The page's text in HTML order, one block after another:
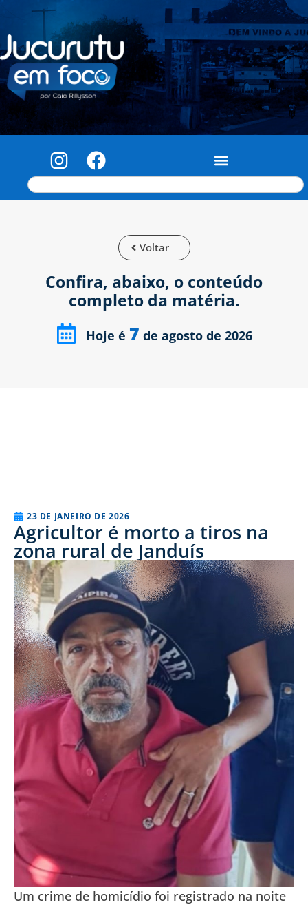
Voltar
Confira, abaixo, o conteúdo
completo da matéria.
Hoje é 7 de agosto de 2026
23 DE JANEIRO DE 2026
Agricultor é morto a tiros na
zona rural de Janduís
Um crime de homicídio foi registrado na noite